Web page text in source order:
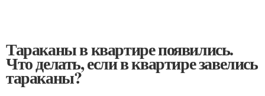
Тараканы в квартире появились.
Что делать, если в квартире завелись
тараканы?